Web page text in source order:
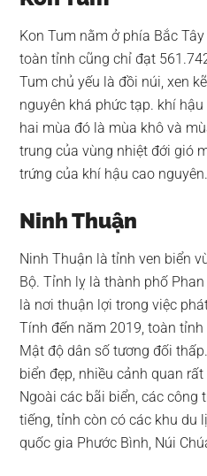
Kon Tum nằm ở phía Bắc
toàn tỉnh cũng chỉ đạt
Tum chủ yếu là đồi núi, xen
nguyên khá phức tạp. khí
hai mùa đó là mùa khô và
trung của vùng nhiệt đới gió
trứng của khí hậu cao nguyên.
Ninh Thuận
Ninh Thuận là tỉnh ven biển
Bộ. Tỉnh lỵ là thành phố
là nơi thuận lợi trong việc
Tính đến năm 2019, toàn
Mật độ dân số tương đối
biển đẹp, nhiều cảnh quan
Ngoài các bãi biển, các công
tiếng, tỉnh còn có các khu du
quốc gia Phước Bình, Núi